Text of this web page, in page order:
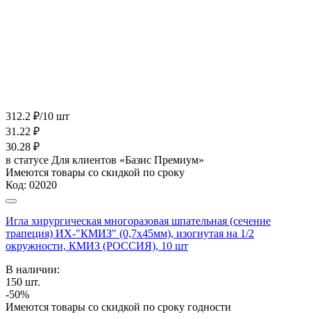
312.2 ₽/10 шт
31.22 ₽
30.28 ₽
в статусе Для клиентов «Базис Премиум»
Имеются товары со скидкой по сроку
Код: 02020
Игла хирургическая многоразовая шпательная (сечение
трапеция) ИХ-"КМИЗ" (0,7х45мм), изогнутая на 1/2
окружности, КМИЗ (РОССИЯ), 10 шт
В наличии:
150 шт.
-50%
Имеются товары со скидкой по сроку годности